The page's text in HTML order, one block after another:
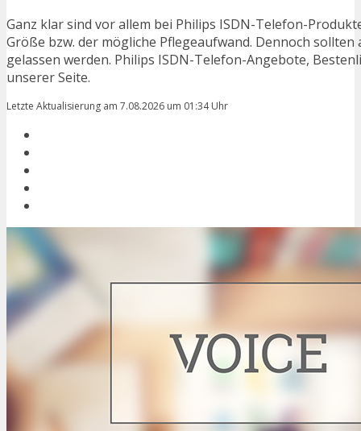
Ganz klar sind vor allem bei Philips ISDN-Telefon-
Größe bzw. der mögliche Pflegeaufwand. Dennoch
gelassen werden. Philips ISDN-Telefon-Angebote,
unserer Seite.
Letzte Aktualisierung am 7.08.2026 um 01:34 Uhr